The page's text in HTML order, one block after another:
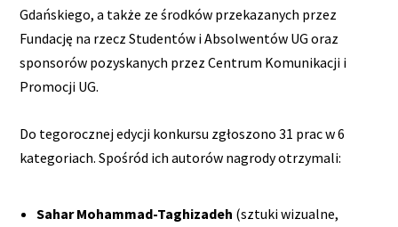
Gdańskiego, a także ze środków przekazanych przez
Fundację na rzecz Studentów i Absolwentów UG oraz
sponsorów pozyskanych przez Centrum Komunikacji i
Promocji UG.
Do tegorocznej edycji konkursu zgłoszono 31 prac w 6
kategoriach. Spośród ich autorów nagrody otrzymali:
Sahar Mohammad-Taghizadeh (sztuki wizualne,